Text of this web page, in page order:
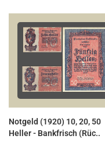
Notgeld (1920) 10, 20, 50
Heller - Bankfrisch (Rüc..